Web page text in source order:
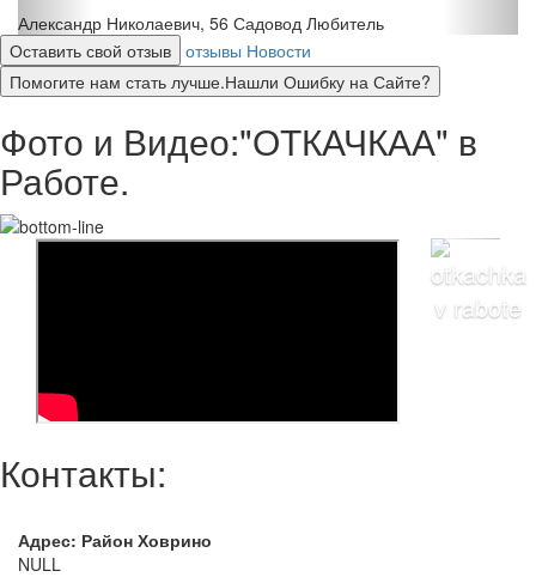
Александр Николаевич, 56 Садовод Любитель
Оставить свой отзыв отзывы Новости
Помогите нам стать лучше.Нашли Ошибку на Сайте?
Фото и Видео:"ОТКАЧКАА" в
Работе.
Контакты:
Адрес: Район Ховрино
NULL